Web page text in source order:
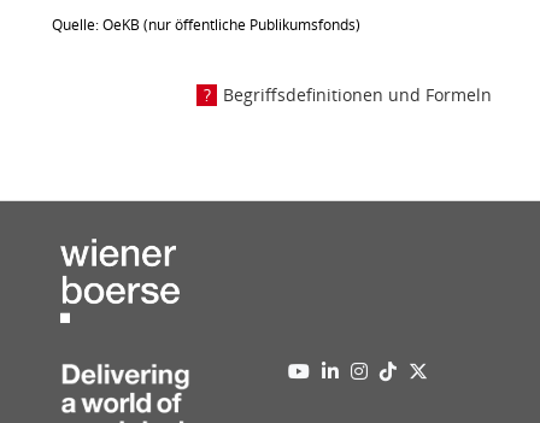
Quelle: OeKB (nur öffentliche Publikumsfonds)
Begriffsdefinitionen und Formeln